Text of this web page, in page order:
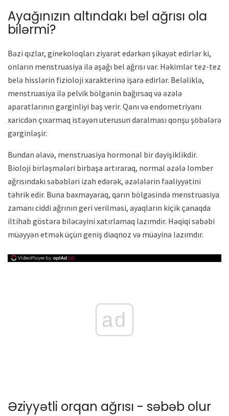
Ayağınızın altındakı bel ağrısı ola
bilərmi?
Bəzi qızlar, ginekoloqları ziyarət edərkən şikayət edirlər ki,
onların menstruasiya ilə aşağı bel ağrısı var. Həkimlər tez-tez
belə hisslərin fizioloji xarakterinə işarə edirlər. Beləliklə,
menstruasiya ilə pelvik bölgənin bağırsaq və əzələ
aparatlarının gərginliyi baş verir. Qanı və endometriyanı
xaricdən çıxarmaq istəyən uterusun daralması qonşu şöbələrə
gərginləşir.
Bundan əlavə, menstruasiya hormonal bir dəyişiklikdir.
Bioloji birləşmələri birbaşa artıraraq, normal əzələ lomber
ağrısındakı səbəbləri izah edərək, əzələlərin fəaliyyətini
təhrik edir. Buna baxmayaraq, qarın bölgəsində menstruasiya
zamanı ciddi ağrının geri verilməsi, ayaqların kiçik çanaqda
iltihab göstərə biləcəyini xatırlamaq lazımdır. Həqiqi səbəbi
müəyyən etmək üçün geniş diaqnoz və müayinə lazımdır.
ad
Əziyyətli orqan ağrısı - səbəb olur